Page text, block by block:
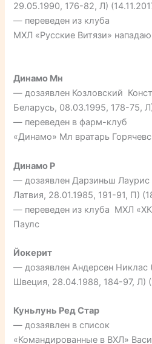
29.05.1990, 176-82, Л)
— переведен из клуба
МХЛ «Русские Витязи»
Динамо Мн
— дозаявлен Козловский
Беларусь, 08.03.1995, 178-75,
— переведен в фарм-клуб
«Динамо» Мл вратарь
Динамо Р
— дозаявлен Дарзиньш
Латвия, 28.01.1985, 191-91, П)
— переведен из клуба МХЛ
Паулс
Йокерит
— дозаявлен Андерсен
Швеция, 28.04.1988, 184-97, Л)
Куньлунь Ред Стар
— дозаявлен в список
«Командированные в ВХЛ»